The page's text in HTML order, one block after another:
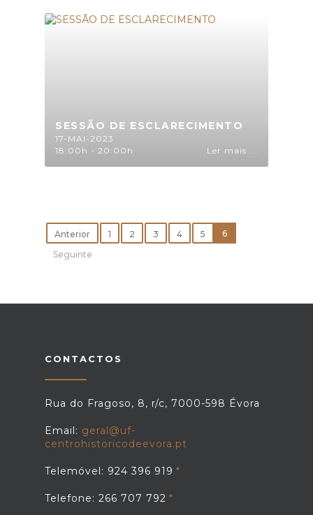
SESSÃO DE ESCLARECIMENTO
17-MAI-2023
18:00h - 20:00h
Ler mais ...
Anterior 1 2 3 4 5
6
Seguinte
CONTACTOS
Rua do Fragoso, 8, r/c, 7000-598 Évora
Email: geral@uf-
centrohistoricodeevora.pt
Telemóvel: 924 396 919
Telefone: 266 707 792